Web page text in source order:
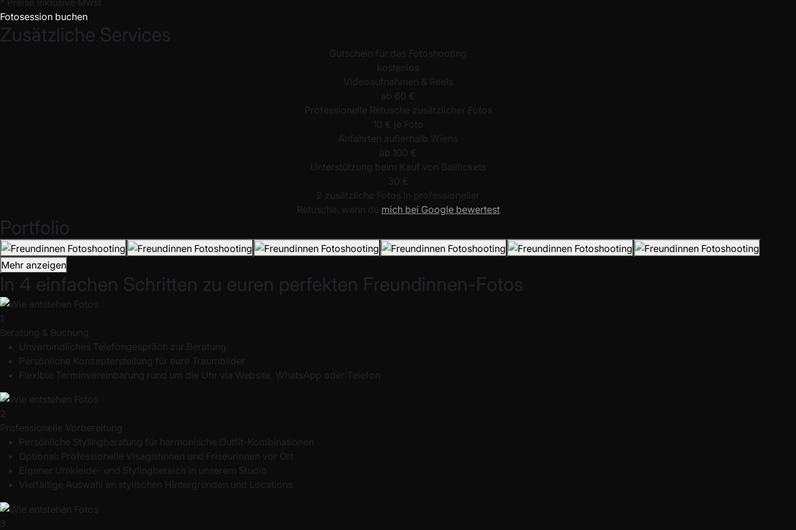
* Preise inklusive Mwst
Fotosession buchen
Zusätzliche Services
Gutschein für das Fotoshooting
kostenlos
Videoaufnahmen & Reels
ab 60 €
Professionelle Retusche zusätzlicher Fotos
10 € je Foto
Anfahrten außerhalb Wiens
ab 100 €
Unterstützung beim Kauf von Balltickets
30 €
2 zusätzliche Fotos in professioneller
Retusche, wenn du mich bei Google bewertest
Portfolio
Mehr anzeigen
In 4 einfachen Schritten zu euren perfekten Freundinnen-Fotos
1
Beratung & Buchung
Unverbindliches Telefongespräch zur Beratung
Persönliche Konzepterstellung für eure Traumbilder
Flexible Terminvereinbarung rund um die Uhr via Website, WhatsApp oder Telefon
2
Professionelle Vorbereitung
Persönliche Stylingberatung für harmonische Outfit-Kombinationen
Optional: Professionelle Visagistinnen und Friseurinnen vor Ort
Eigener Umkleide- und Stylingbereich in unserem Studio
Vielfältige Auswahl an stylischen Hintergründen und Locations
3